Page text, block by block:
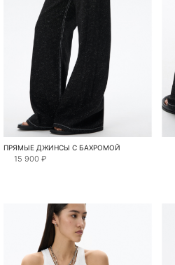
ПРЯМЫЕ ДЖИНСЫ С БАХРОМОЙ
15 900 ₽